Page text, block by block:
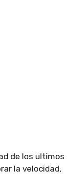
de los ultimos
la velocidad,